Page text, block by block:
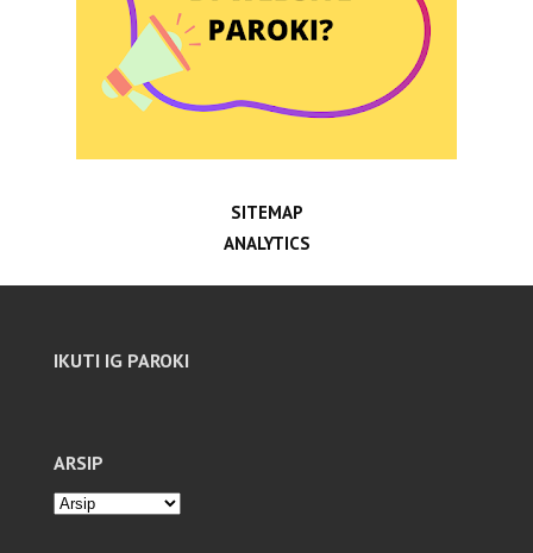
SITEMAP
ANALYTICS
IKUTI IG PAROKI
ARSIP